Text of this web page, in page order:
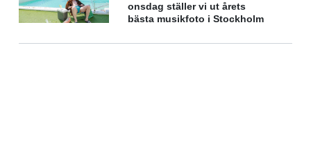
onsdag ställer vi ut årets
bästa musikfoto i Stockholm